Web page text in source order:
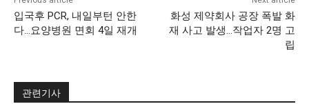
입국후 PCR, 내일부턴 안한
다…요양병원 면회 4일 재개
화성 제약회사 공장 폭발 화
재 사고 발생…작업자 2명 고
립
관련기사